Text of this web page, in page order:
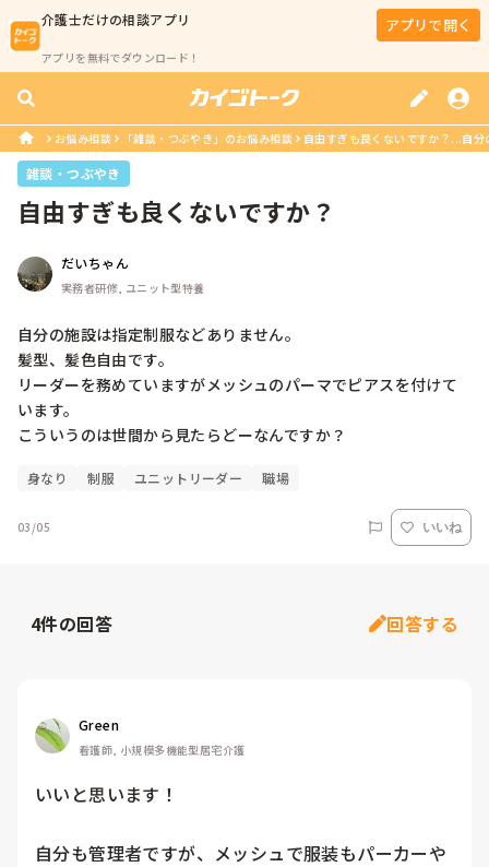
介護士だけの相談アプリ
アプリを無料でダウンロード！
アプリで開く
お悩み相談 「雑談・つぶやき」のお悩み相談 自由すぎも良くないですか？...自
雑談・つぶやき
自由すぎも良くないですか？
だいちゃん
実務者研修, ユニット型特養
自分の施設は指定制服などありません。
髪型、髪色自由です。
リーダーを務めていますがメッシュのパーマでピアスを付けて
います。
身なり 制服 ユニットリーダー 職場
03/05 いいね
4件の回答 回答する
Green
看護師, 小規模多機能型居宅介護
いいと思います！
自分も管理者ですが、メッシュで服装もパーカーや